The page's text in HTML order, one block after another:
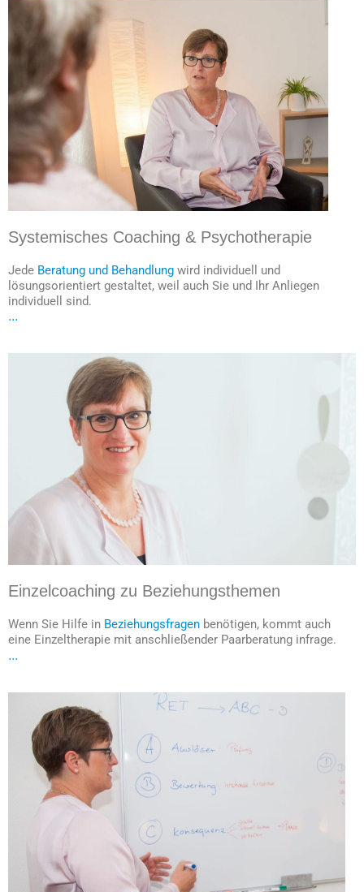
Systemisches Coaching & Psychotherapie
Jede Beratung und Behandlung wird individuell und
lösungsorientiert gestaltet, weil auch Sie und Ihr Anliegen
individuell sind.
...
Einzelcoaching zu Beziehungsthemen
Wenn Sie Hilfe in Beziehungsfragen benötigen, kommt auch
eine Einzeltherapie mit anschließender Paarberatung infrage.
...